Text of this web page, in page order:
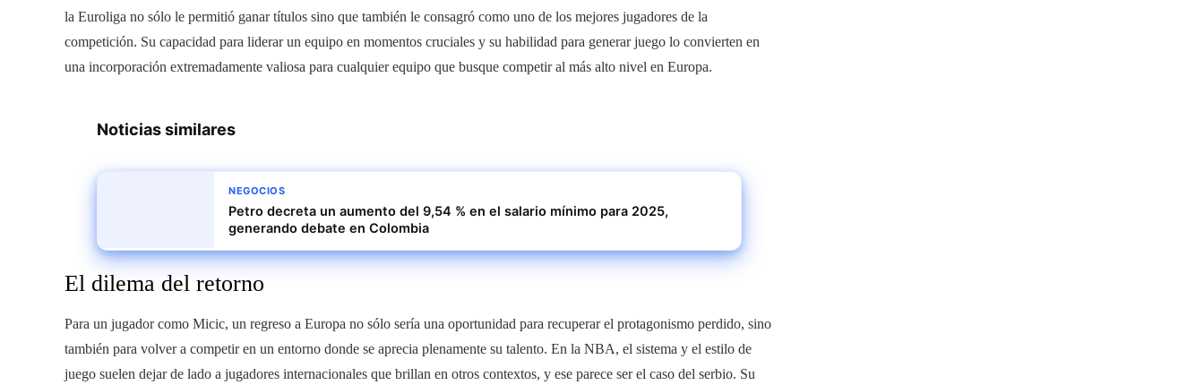
la Euroliga no sólo le permitió ganar títulos sino que también le consagró como uno de los mejores jugadores de la
competición. Su capacidad para liderar un equipo en momentos cruciales y su habilidad para generar juego lo convierten en
una incorporación extremadamente valiosa para cualquier equipo que busque competir al más alto nivel en Europa.
Noticias similares
NEGOCIOS
Petro decreta un aumento del 9,54 % en el salario mínimo para 2025,
generando debate en Colombia
El dilema del retorno
Para un jugador como Micic, un regreso a Europa no sólo sería una oportunidad para recuperar el protagonismo perdido, sino
también para volver a competir en un entorno donde se aprecia plenamente su talento. En la NBA, el sistema y el estilo de
juego suelen dejar de lado a jugadores internacionales que brillan en otros contextos, y ese parece ser el caso del serbio. Su